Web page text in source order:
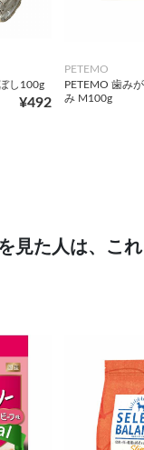
し100g
¥492
PETEMO
PETEMO 歯み
み M100g
見た人は、こ